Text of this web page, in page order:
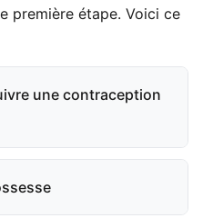
première étape. Voici ce
une contraception